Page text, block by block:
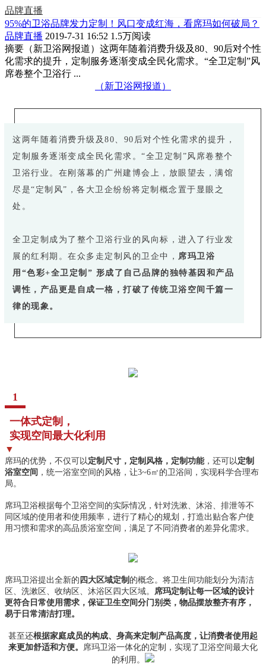
品牌直播
95%的卫浴品牌发力定制！风口变成红海，看席玛如何破局？
品牌直播 2019-7-31 16:52 1.5万阅读
摘要 （新卫浴网报道）这两年随着消费升级及80、90后对个性
化需求的提升，定制服务逐渐变成全民化需求。“全卫定制”风
席卷整个卫浴行 ...
（新卫浴网报道）
这两年随着消费升级及80、90后对个性化需求的提升，
定制服务逐渐变成全民化需求。“全卫定制”风席卷整个
卫浴行业。在刚落幕的广州建博会上，放眼望去，满馆
尽是“定制风”，各大卫企纷纷将定制概念置于显眼之
处。
全卫定制成为了整个卫浴行业的风向标，进入了行业发
展的红利期。在众多走定制风的卫企中， 席玛卫浴
用“色彩+全卫定制” 形成了自己品牌的独特基因和产品
调性，产品更是自成一格，打破了传统卫浴空间千篇一
律的现象。
1
一体式定制，
实现空间最大化利用
▼
席玛的优势，不仅可以定制尺寸，定制风格，定制功能，还可以定制
浴室空间 ，统一浴室空间的风格，让3~6㎡的卫浴间，实现科学合理布
局。
席玛卫浴根据每个卫浴空间的实际情况，针对洗漱、沐浴、排泄等不
同区域的使用者和使用频率，进行了精心的规划，打造出贴合客户使
用习惯和需求的高品质浴室空间，满足了不同消费者的差异化需求。
席玛卫浴提出全新的 四大区域定制 的概念。将卫生间功能划分为清洁
区、洗漱区、收纳区、沐浴区四大区域。 席玛定制让每一区域的设计
更符合日常使用需求，保证卫生空间分门别类，物品摆放整齐有序，
易于日常清洁打理。
甚至还根据家庭成员的构成、身高来定制产品高度，让消费者使用起
来更加舒适和方便。 席玛卫浴一体化的定制，实现了卫浴空间最大化
的利用。